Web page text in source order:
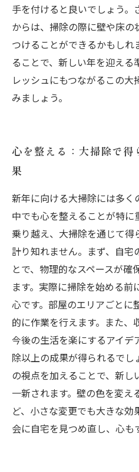
手を付けると良いでしょう
からは、掃除の際に壁や床
つけることができるかもし
ることで、新しい年を迎える
レッシュにもつながるこの
みましょう。
心を整える：大掃除で
果
新年に向ける大掃除には多
中でも心を整えることが特に
乗り越え、大掃除を通じて
計り知れません。まず、自宅
とで、物理的なスペースが
ます。実際に掃除を始める
心です。部屋のエリアごとに
的に作業を行えます。また、
今後の生活を楽にするアイデ
除以上の成果が得られるで
の視点を加えることで、新
一新されます。壁の色を変え
ど、小さな変更でも大きな効
会に自宅を見つめ直し、心も